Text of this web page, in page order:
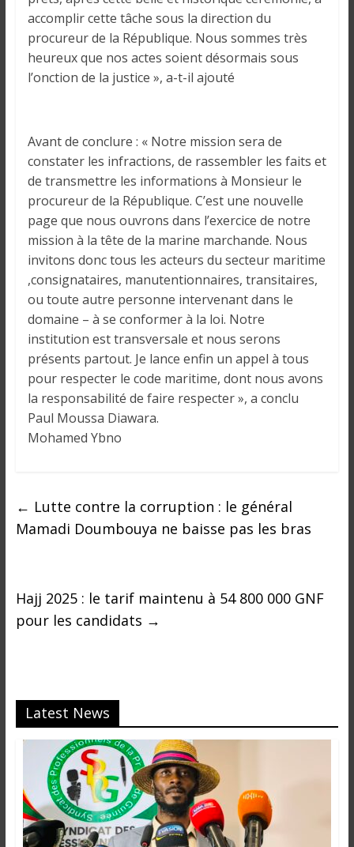
accomplir cette tâche sous la direction du
procureur de la République. Nous sommes très
heureux que nos actes soient désormais sous
l’onction de la justice », a-t-il ajouté
Avant de conclure : « Notre mission sera de
constater les infractions, de rassembler les faits et
de transmettre les informations à Monsieur le
procureur de la République. C’est une nouvelle
page que nous ouvrons dans l’exercice de notre
mission à la tête de la marine marchande. Nous
invitons donc tous les acteurs du secteur maritime
,consignataires, manutentionnaires, transitaires,
ou toute autre personne intervenant dans le
domaine – à se conformer à la loi. Notre
institution est transversale et nous serons
présents partout. Je lance enfin un appel à tous
pour respecter le code maritime, dont nous avons
la responsabilité de faire respecter », a conclu
Paul Moussa Diawara.
Mohamed Ybno
← Lutte contre la corruption : le général
Mamadi Doumbouya ne baisse pas les bras
Hajj 2025 : le tarif maintenu à 54 800 000 GNF
pour les candidats →
Latest News